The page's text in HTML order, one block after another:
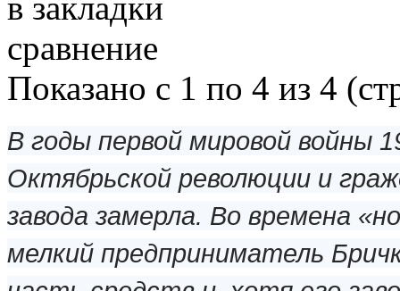
сравнение
Показано с 1 по 4 из 4
В годы первой мировой войны
Октябрьской революции и
завода замерла. Во времена
мелкий предприниматель